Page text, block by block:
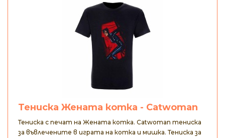
Тениска Жената котка - Catwoman
Тениска с печат на Жената котка. Catwoman тениска
за въвлечените в играта на котка и мишка. Тениска за